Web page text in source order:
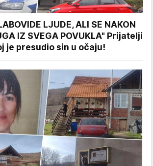
LJUDE, ALI SE NAKON
IZ SVEGA POVUKLA" Prijatelji
je presudio sin u očaju!